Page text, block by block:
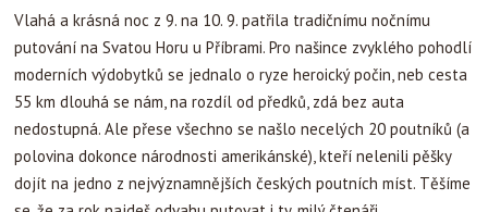
Vlahá a krásná noc z 9. na 10. 9. patřila tradičnímu nočnímu
putování na Svatou Horu u Příbrami. Pro našince zvyklého pohodlí
moderních výdobytků se jednalo o ryze heroický počin, neb cesta
55 km dlouhá se nám, na rozdíl od předků, zdá bez auta
nedostupná. Ale přese všechno se našlo necelých 20 poutníků (a
polovina dokonce národnosti amerikánské), kteří nelenili pěšky
dojít na jedno z nejvýznamnějších českých poutních míst. Těšíme